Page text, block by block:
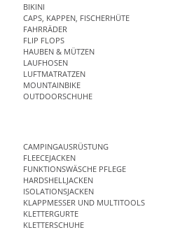
BIKINI
CAPS, KAPPEN, FISCHERHÜTE
FAHRRÄDER
FLIP FLOPS
HAUBEN & MÜTZEN
LAUFHOSEN
LUFTMATRATZEN
MOUNTAINBIKE
OUTDOORSCHUHE
CAMPINGAUSRÜSTUNG
FLEECEJACKEN
FUNKTIONSWÄSCHE PFLEGE
HARDSHELLJACKEN
ISOLATIONSJACKEN
KLAPPMESSER UND MULTITOOLS
KLETTERGURTE
KLETTERSCHUHE